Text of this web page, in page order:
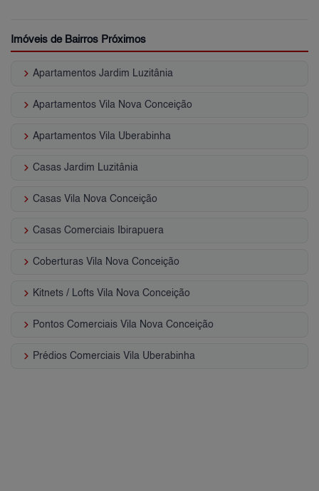
Imóveis de Bairros Próximos
keyboard_arrow_right Apartamentos Jardim Luzitânia
keyboard_arrow_right Apartamentos Vila Nova Conceição
keyboard_arrow_right Apartamentos Vila Uberabinha
keyboard_arrow_right Casas Jardim Luzitânia
keyboard_arrow_right Casas Vila Nova Conceição
keyboard_arrow_right Casas Comerciais Ibirapuera
keyboard_arrow_right Coberturas Vila Nova Conceição
keyboard_arrow_right Kitnets / Lofts Vila Nova Conceição
keyboard_arrow_right Pontos Comerciais Vila Nova Conceição
keyboard_arrow_right Prédios Comerciais Vila Uberabinha